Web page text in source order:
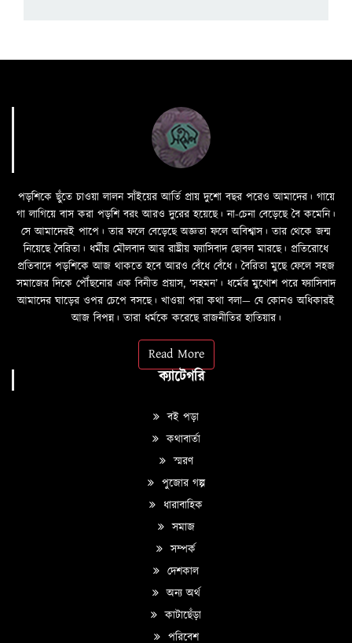
পড়শিকে ছুঁতে চাওয়া লালন সাঁইয়ের আর্তি প্রায় দুশো বছর পরেও আমাদের। গায়ে
গা লাগিয়ে বাস করা পড়শি বরং আরও দুরের হয়েছে। না-চেনা বেড়েছে বৈ কমেনি।
সে আমাদেরই পাপে। তার ফলে বেড়েছে অজ্ঞতা ফলে অবিশ্বাস। তার থেকে জন্ম
নিয়েছে বৈরিতা। ধর্মীয় মৌলবাদ আর রাষ্ট্রীয় ফ্যাসিবাদ ছোবল মারছে। প্রতিরোধে
প্রতিবাদে পড়শিকে আজ থাকতে হবে আরও বেঁধে বেঁধে। বৈরিতা মুছে ফেলে সহজ
সমাজের দিকে পৌঁছনোর এক বিনীত প্রয়াস, ‘সহমন’। ধর্মের মুখোশ পরে ফ্যাসিবাদ
আমাদের ঘাড়ের ওপর চেপে বসছে। খাওয়া পরা কথা বলা—­­ যে কোনও অধিকারই
আজ বিপন্ন। তারা ধর্মকে করেছে রাজনীতির হাতিয়ার।
Read More
ক্যাটেগরি
বই পড়া
কথাবার্তা
স্মরণ
পুজোর গল্প
ধারাবাহিক
সমাজ
সম্পর্ক
দেশকাল
অন্য অর্থ
কাটাছেঁড়া
পরিবেশ